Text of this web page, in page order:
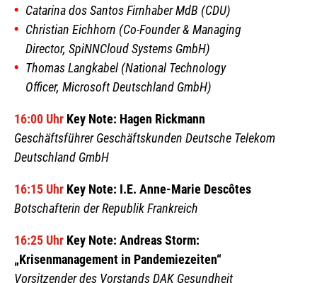
Catarina dos Santos Firnhaber MdB (CDU)
Christian Eichhorn (Co-Founder & Managing
Director,SpiNNCloud Systems GmbH)
Thomas Langkabel (National Technology
Officer,Microsoft Deutschland GmbH)
16:00 Uhr Key Note: Hagen Rickmann
Geschäftsführer Geschäftskunden Deutsche Telekom
Deutschland GmbH
16:15 Uhr Key Note: I.E. Anne-Marie Descôtes
Botschafterin der Republik Frankreich
16:25 Uhr Key Note: Andreas Storm:
„Krisenmanagement in Pandemiezeiten“
Vorsitzender des Vorstands DAK Gesundheit